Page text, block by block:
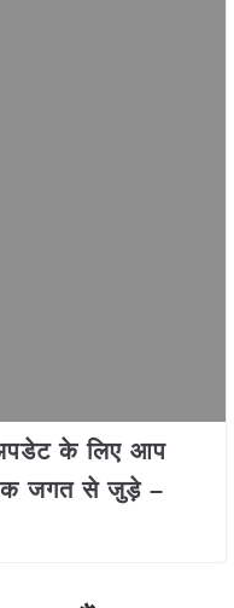
के लिए आप
जगत से जुड़े –